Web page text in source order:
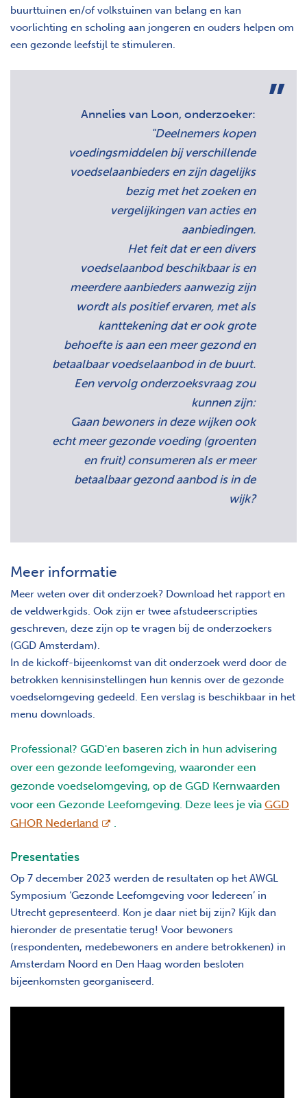
buurttuinen en/of volkstuinen van belang en kan
voorlichting en scholing aan jongeren en ouders helpen om
een gezonde leefstijl te stimuleren.
Annelies van Loon, onderzoeker:
"Deelnemers kopen
voedingsmiddelen bij verschillende
voedselaanbieders en zijn dagelijks
bezig met het zoeken en
vergelijkingen van acties en
aanbiedingen.
Het feit dat er een divers
voedselaanbod beschikbaar is en
meerdere aanbieders aanwezig zijn
wordt als positief ervaren, met als
kanttekening dat er ook grote
behoefte is aan een meer gezond en
betaalbaar voedselaanbod in de buurt.
Een vervolg onderzoeksvraag zou
kunnen zijn:
Gaan bewoners in deze wijken ook
echt meer gezonde voeding (groenten
en fruit) consumeren als er meer
betaalbaar gezond aanbod is in de
wijk?
Meer informatie
Meer weten over dit onderzoek? Download het rapport en
de veldwerkgids. Ook zijn er twee afstudeerscripties
geschreven, deze zijn op te vragen bij de onderzoekers
(GGD Amsterdam).
In de kickoff-bijeenkomst van dit onderzoek werd door de
betrokken kennisinstellingen hun kennis over de gezonde
voedselomgeving gedeeld. Een verslag is beschikbaar in het
menu downloads.
Professional? GGD'en baseren zich in hun advisering
over een gezonde leefomgeving, waaronder een
gezonde voedselomgeving, op de GGD Kernwaarden
voor een Gezonde Leefomgeving. Deze lees je via GGD
GHOR Nederland opent nieuw scherm
.
Presentaties
Op 7 december 2023 werden de resultaten op het AWGL
Symposium ‘Gezonde Leefomgeving voor Iedereen’ in
Utrecht gepresenteerd. Kon je daar niet bij zijn? Kijk dan
hieronder de presentatie terug! Voor bewoners
(respondenten, medebewoners en andere betrokkenen) in
Amsterdam Noord en Den Haag worden besloten
bijeenkomsten georganiseerd.